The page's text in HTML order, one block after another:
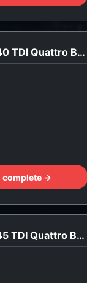
2019 Audi A6 Avant 40 TDI Quattro Business Edition
complete →
2019 Audi A6 Avant 45 TDI Quattro Business Edition